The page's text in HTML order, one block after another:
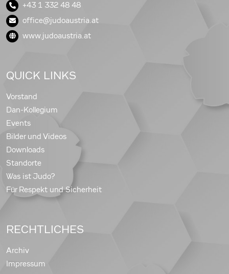
+43 1 332 48 48
office@judoaustria.at
www.judoaustria.at
QUICK LINKS
Vorstand
Dan-Kollegium
Events
Bilder und Videos
Downloads
Standorte
Was ist Judo?
Für Respekt und Sicherheit
RECHTLICHES
Archiv
Impressum